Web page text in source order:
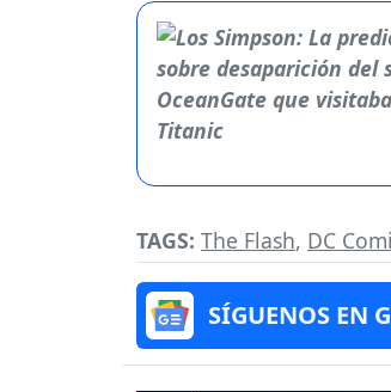
TAGS: The Flash, DC
SÍGUENOS EN